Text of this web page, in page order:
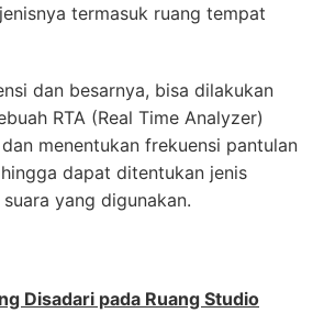
termasuk ruang tempat
dan besarnya, bisa dilakukan
RTA (Real Time Analyzer)
menentukan frekuensi pantulan
dapat ditentukan jenis
yang digunakan.
Disadari pada Ruang Studio